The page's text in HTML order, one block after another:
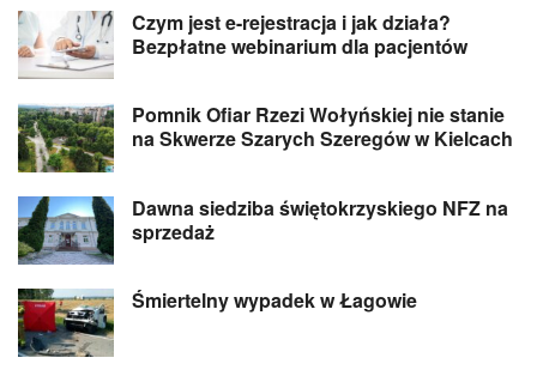
Czym jest e-rejestracja i jak działa?
Bezpłatne webinarium dla pacjentów
Pomnik Ofiar Rzezi Wołyńskiej nie stanie
na Skwerze Szarych Szeregów w Kielcach
Dawna siedziba świętokrzyskiego NFZ na
sprzedaż
Śmiertelny wypadek w Łagowie